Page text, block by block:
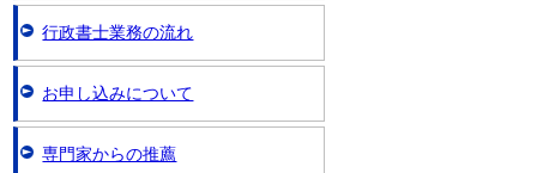
行政書士業務の流れ
お申し込みについて
専門家からの推薦